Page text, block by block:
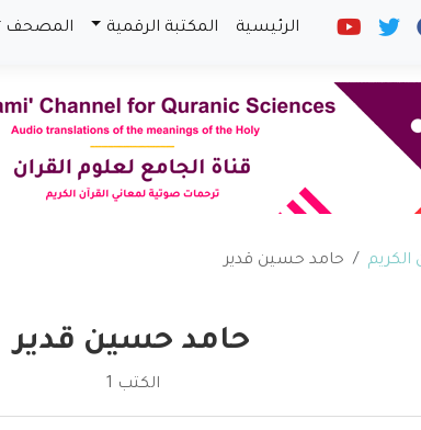
الرئيسية المكتبة الرقمية المصحف
الكريم حامد حسين قدير
حامد حسين قدير
الكتب 1